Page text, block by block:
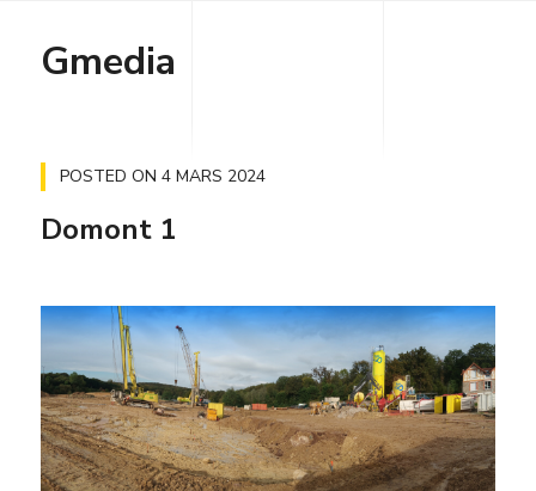
Gmedia
POSTED ON 4 MARS 2024
Domont 1